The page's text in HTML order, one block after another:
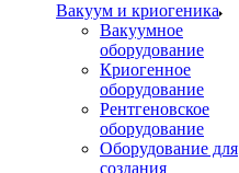
Вакуум и криогеника
Вакуумное
оборудование
Криогенное
оборудование
Рентгеновское
оборудование
Оборудование для
создания